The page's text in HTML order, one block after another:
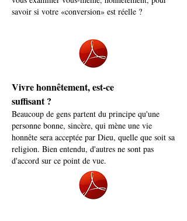
savoir si votre «conversion» est réelle ?
Vivre honnêtement, est-ce
suffisant ?
Beaucoup de gens partent du principe qu'une
personne bonne, sincère, qui mène une vie
honnête sera acceptée par Dieu, quelle que soit sa
religion. Bien entendu, d'autres ne sont pas
d'accord sur ce point de vue.